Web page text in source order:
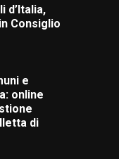
e
online
di
e la prima